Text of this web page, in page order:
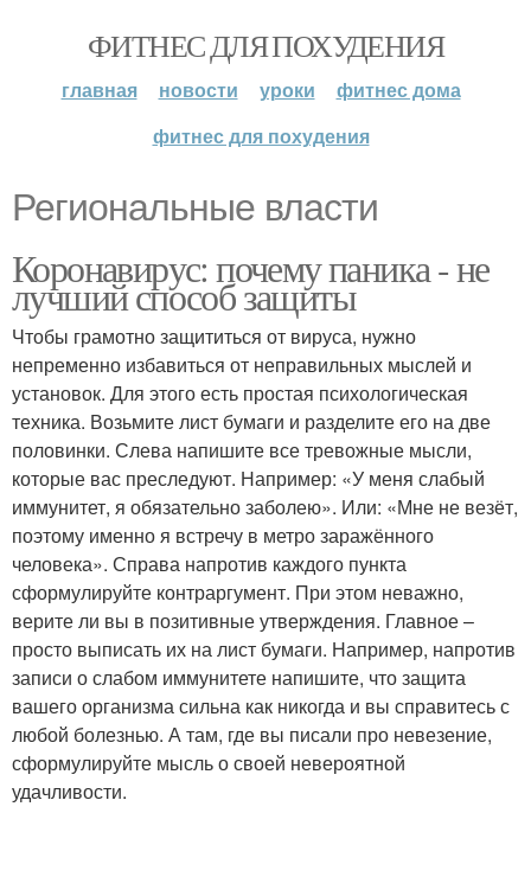
ФИТНЕС ДЛЯ ПОХУДЕНИЯ
главная новости уроки
фитнес дома
фитнес для похудения
Региональные власти
Коронавирус: почему паника - не
лучший способ защиты
Чтобы грамотно защититься от вируса, нужно
непременно избавиться от неправильных мыслей и
установок. Для этого есть простая психологическая
техника. Возьмите лист бумаги и разделите его на две
половинки. Слева напишите все тревожные мысли,
которые вас преследуют. Например: «У меня слабый
иммунитет, я обязательно заболею». Или: «Мне не везёт,
поэтому именно я встречу в метро заражённого
человека». Справа напротив каждого пункта
сформулируйте контраргумент. При этом неважно,
верите ли вы в позитивные утверждения. Главное –
просто выписать их на лист бумаги. Например, напротив
записи о слабом иммунитете напишите, что защита
вашего организма сильна как никогда и вы справитесь с
любой болезнью. А там, где вы писали про невезение,
сформулируйте мысль о своей невероятной
удачливости.